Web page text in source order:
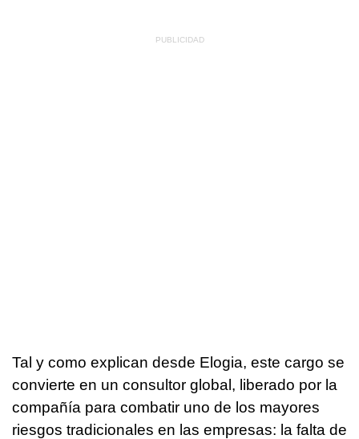
Tal y como explican desde Elogia, este cargo se
convierte en un consultor global, liberado por la
compañía para combatir uno de los mayores
riesgos tradicionales en las empresas: la falta de